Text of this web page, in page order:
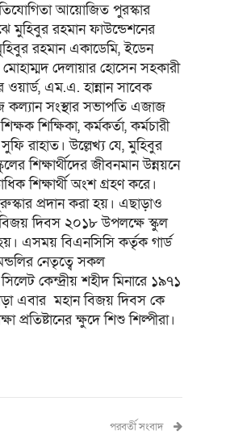
আয়োজিত পুরস্কার
মুহিবুর রহমান ফাউন্ডেশনের
রহমান একাডেমি, ইডেন
দেলায়ার হোসেন সহকারী
এম.এ. হান্নান সাবেক
কল্যান সংস্থার সভাপতি এজাজ
শিক্ষিকা, কর্মকর্তা, কর্মচারী
রাহাত। উল্লেখ্য যে, মুহিবুর
শিক্ষার্থীদের জীবনমান উন্নয়নে
শিক্ষার্থী অংশ গ্রহণ করে।
প্রদান করা হয়। এছাড়াও
বিজয় দিবস ২০১৮ উপলক্ষে স্কুল
এসময় বিএনসিসি কর্তৃক গার্ড
নেতৃত্বে সকল
সিলেট কেন্দ্রীয় শহীদ মিনারে ১৯৭১
এবার মহান বিজয় দিবস কে
ক্ষুদে শিশু শিল্পীরা।
পরবর্তী সংবাদ